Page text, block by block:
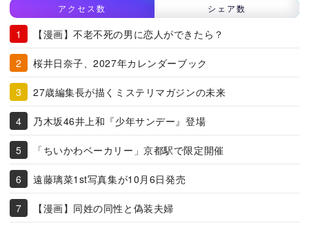
アクセス数 シェア数
【漫画】不老不死の男に恋人ができたら？
桜井日奈子、2027年カレンダーブック
27歳編集長が描くミステリマガジンの未来
乃木坂46井上和『少年サンデー』登場
「ちいかわベーカリー」京都駅で限定開催
遠藤璃菜1st写真集が10月6日発売
【漫画】同姓の同性と偽装夫婦